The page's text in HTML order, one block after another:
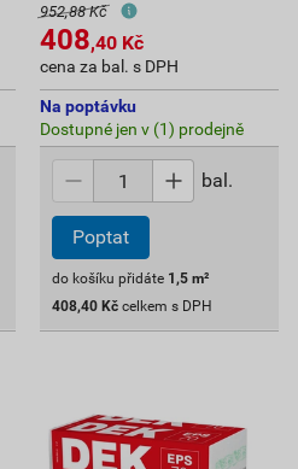
952,88 Kč
408,40 Kč
cena za bal. s DPH
Na poptávku
Dostupné jen v (1) prodejně
bal.
Poptat
do košíku přidáte 1,5 m²
408,40 Kč celkem s DPH